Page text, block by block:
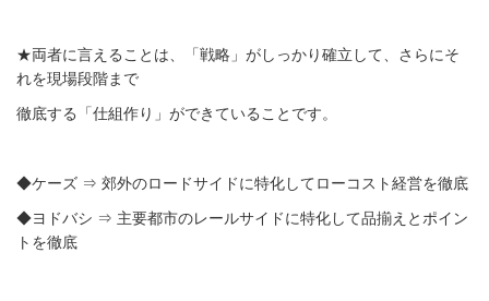
★両者に言えることは、「戦略」がしっかり確立して、さらにそ
れを現場段階まで
徹底する「仕組作り」ができていることです。
◆ケーズ ⇒ 郊外のロードサイドに特化してローコスト経営を徹底
◆ヨドバシ ⇒ 主要都市のレールサイドに特化して品揃えとポイン
トを徹底